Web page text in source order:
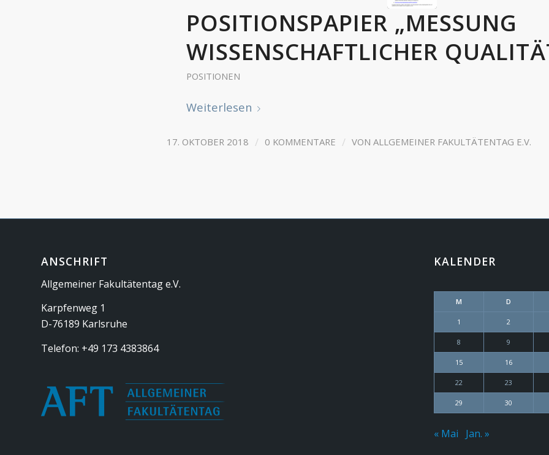
POSITIONSPAPIER „MESSUNG
WISSENSCHAFTLICHER
POSITIONEN
Weiterlesen
17. OKTOBER 2018 / 0 KOMMENTARE / VON ALLGEMEINER FAKULTÄTENTAG E.V.
ANSCHRIFT
Allgemeiner Fakultätentag e.V.
Karpfenweg 1
D-76189 Karlsruhe
Telefon: +49 173 4383864
KALENDER
M D
1 2
8 9
15 16
22 23
29 30
« Mai Jan. »